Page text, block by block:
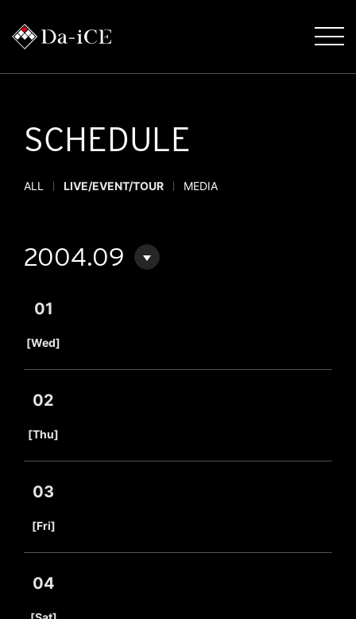
SCHEDULE
ALL LIVE/EVENT/TOUR MEDIA
2004.09
01
[Wed]
02
[Thu]
03
[Fri]
04